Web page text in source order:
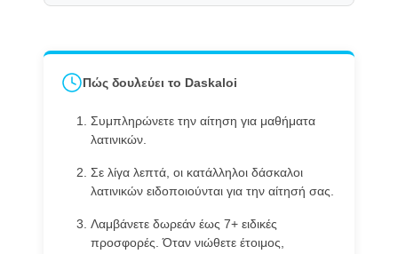
Πώς δουλεύει το Daskaloi
Συμπληρώνετε την αίτηση για μαθήματα
λατινικών.
Σε λίγα λεπτά, οι κατάλληλοι δάσκαλοι
λατινικών ειδοποιούνται για την αίτησή σας.
Λαμβάνετε δωρεάν έως 7+ ειδικές
προσφορές. Όταν νιώθετε έτοιμος,